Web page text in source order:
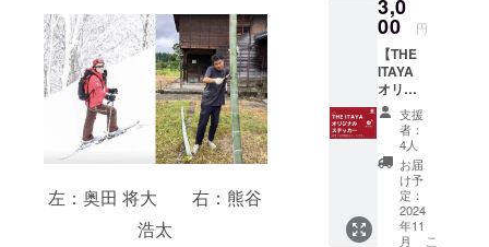
左：奥田 将大 右：熊谷
浩太
ITAYA
・有効
期間：
受取り
日から1
年間
らのお
礼のお
手紙
（電子
メール
にてお
送りい
たしま
す）を
お送り
させて
いただ
きま
3,0
00 円
【THE
ITAYA
オリジ
ナルス
テッ
カー】
・
「THE
ITAYA」
のロゴ
デザイ
支援
者：
4人
お届
け予
定：
2024
年11
月
こ